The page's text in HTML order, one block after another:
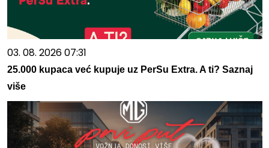
03. 08. 2026 07:31
25.000 kupaca već kupuje uz PerSu Extra. A ti? Saznaj
više